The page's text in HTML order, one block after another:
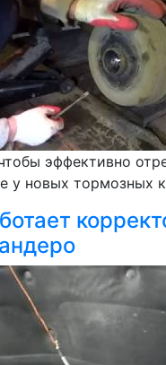
эффективно
у новых тормозных